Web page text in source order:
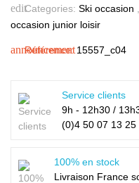
editCategories: Ski occasion
occasion junior loisir
announcement
Référence: 15557_c04
Service clients
9h - 12h30 /
(0)4 50 07 13 25
100% en stock
Livraison France